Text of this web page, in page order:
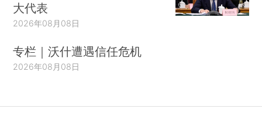
大代表
2026年08月08日
专栏｜沃什遭遇信任危机
2026年08月08日